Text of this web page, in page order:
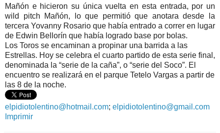
Mañón e hicieron su única vuelta en esta entrada, por un
wild pitch Mañón, lo que permitió que anotara desde la
tercera Yovanny Rosario que había entrado a correr en lugar
de Edwin Bellorín que había logrado base por bolas.
Los Toros se encaminan a propinar una barrida a las
Estrellas. Hoy se celebra el cuarto partido de esta serie final,
denominada la “serie de la caña”, o “serie del Soco”. El
encuentro se realizará en el parque Tetelo Vargas a partir de
las 8 de la noche.
elpidiotolentino@hotmail.com; elpidiotolentino@gmail.com
Imprimir